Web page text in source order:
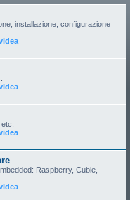
installazione, configurazione
Raspberry, Cubie,